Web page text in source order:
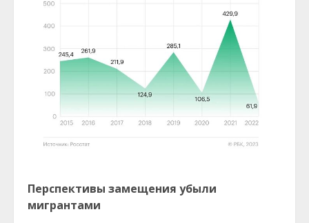
Перспективы замещения убыли
мигрантами